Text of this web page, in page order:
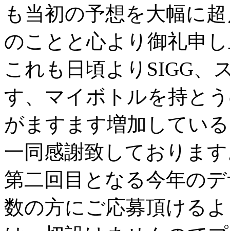
も当初の予想を大幅に
のことと心より御礼申
これも日頃よりSIGG、
す、マイボトルを持と
がますます増加してい
一同感謝致しておりま
第二回目となる今年の
数の方にご応募頂ける